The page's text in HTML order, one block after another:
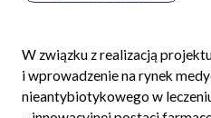
W związku z realizacją
i wprowadzenie na rynek
nieantybiotykowego w